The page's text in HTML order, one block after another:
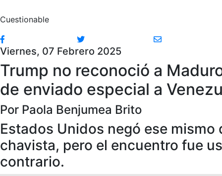
Cuestionable
Viernes, 07 Febrero 2025
Trump no reconoció a
de enviado especial a
Por Paola Benjumea Brito
Estados Unidos negó ese
chavista, pero el encuentro fue
contrario.